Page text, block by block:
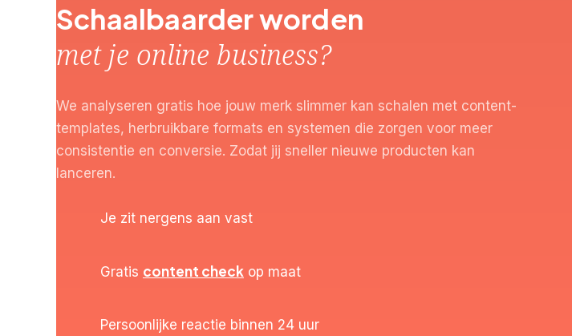
Schaalbaarder worden
met je online business?
We analyseren gratis hoe jouw merk slimmer kan schalen met content-
templates, herbruikbare formats en systemen die zorgen voor meer
consistentie en conversie. Zodat jij sneller nieuwe producten kan
lanceren.
Je zit nergens aan vast
Gratis content check op maat
Persoonlijke reactie binnen 24 uur